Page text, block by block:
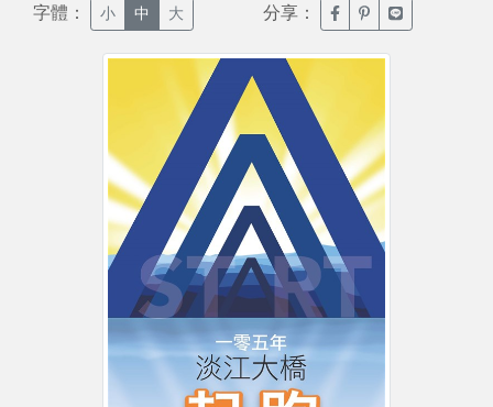
字體： 小 中 大 分享： 臉書分享(另開新視窗)
噗浪分享(另開新
Line分享(另